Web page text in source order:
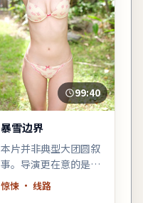
99:40
暴雪边界
本片并非典型大团圆叙
事。导演更在意的是：
在2023年的社会情绪
惊悚 · 线路